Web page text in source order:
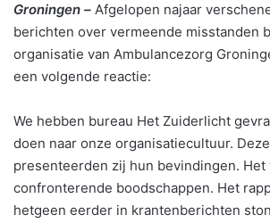
Groningen – Afgelopen najaar
berichten over vermeende misstanden
organisatie van Ambulancezorg
een volgende reactie:
We hebben bureau Het Zuiderlicht
doen naar onze organisatiecultuur.
presenteerden zij hun bevindingen. Het
confronterende boodschappen. Het
hetgeen eerder in krantenberichten